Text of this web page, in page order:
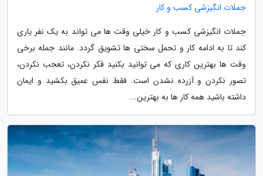
جملات انگیزشی کسب و کار
جملات انگیزشی کسب و کار خیلی وقت ها می تواند به یک نفر یاری
کند تا به ادامه کار و تحمل سختی ها تشویق گردد. مانند جمله برخی
وقت ها بهترین کاری که می توانید بکنید فکر نکردن، تعجب نکردن،
تصور نکردن و آزرده نشدن است. فقط نفس عمیق بکشید و ایمان
داشته باشید همه کار ها به بهترین...